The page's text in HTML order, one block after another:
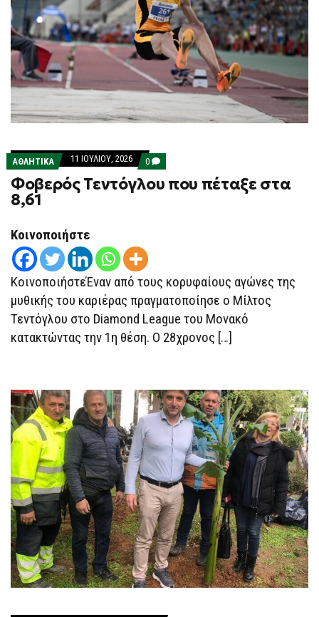
ΑΘΛΗΤΙΚΑ 11 ΙΟΥΛΊΟΥ, 2026 0 COMMENTS
ON
ΦΟΒΕΡΌΣ
ΤΕΝΤΌΓΛΟΥ
Φοβερός Τεντόγλου που πέταξε στα
8,61
Κοινοποιήστε
ΚοινοποιήστεΈναν από τους κορυφαίους αγώνες της
μυθικής του καριέρας πραγματοποίησε ο Μίλτος
Τεντόγλου στο Diamond League του Μονακό
κατακτώντας την 1η θέση. Ο 28χρονος […]